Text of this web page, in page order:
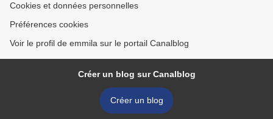
Cookies et données personnelles
Préférences cookies
Voir le profil de emmila sur le portail Canalblog
Créer un blog sur Canalblog
Créer un blog